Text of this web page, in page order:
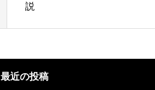
説
最近の投稿